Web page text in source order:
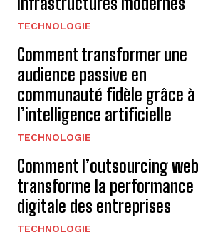
TECHNOLOGIE
Comment transformer une
audience passive en
communauté fidèle grâce à
l’intelligence artificielle
TECHNOLOGIE
Comment l’outsourcing web
transforme la performance
digitale des entreprises
TECHNOLOGIE